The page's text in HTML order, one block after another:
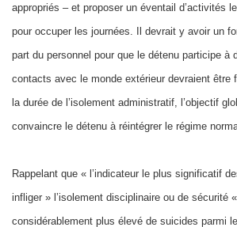
appropriés – et proposer un éventail d’activités
pour occuper les journées. Il devrait y avoir un
part du personnel pour que le détenu participe à
contacts avec le monde extérieur devraient être
la durée de l’isolement administratif, l’objectif
convaincre le détenu à réintégrer le régime
Rappelant que « l’indicateur le plus significatif
infliger » l’isolement disciplinaire ou de sécurité
considérablement plus élevé de suicides parmi